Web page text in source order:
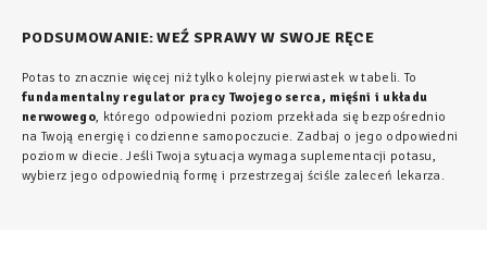
PODSUMOWANIE: WEŹ SPRAWY W SWOJE RĘCE
Potas to znacznie więcej niż tylko kolejny pierwiastek w tabeli. To
fundamentalny regulator pracy Twojego serca, mięśni i układu
nerwowego, którego odpowiedni poziom przekłada się bezpośrednio
na Twoją energię i codzienne samopoczucie. Zadbaj o jego odpowiedni
poziom w diecie. Jeśli Twoja sytuacja wymaga suplementacji potasu,
wybierz jego odpowiednią formę i przestrzegaj ściśle zaleceń lekarza.